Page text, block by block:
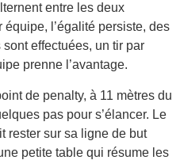
entre les deux
l’égalité persiste, des
effectuées, un tir par
prenne l’avantage.
de penalty, à 11 mètres du
pas pour s’élancer. Le
rester sur sa ligne de but
petite table qui résume les